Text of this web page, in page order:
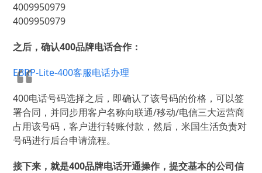
4009950979
4009950979
之后，确认400品牌电话合作：
EBRP-Lite-400客服电话办理
400电话号码选择之后，即确认了该号码的价格，可以签
署合同，并同步用客户名称向联通/移动/电信三大运营商
占用该号码，客户进行转账付款，然后，米国生活负责对
号码进行后台申请流程。
接下来，就是400品牌电话开通操作，提交基本的公司信